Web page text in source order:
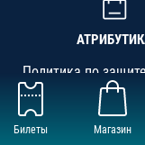
Билеты Магазин
Политика по
АНО «СК